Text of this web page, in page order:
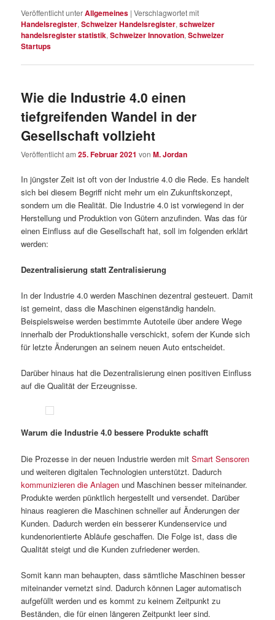
Veröffentlicht unterAllgemeines |Verschlagwortet mit
Handelsregister,Schweizer Handelsregister,schweizer
handelsregister statistik,Schweizer Innovation,Schweizer
Startups
Wie die Industrie 4.0 einen
tiefgreifenden Wandel in der
Gesellschaft vollzieht
Veröffentlicht am25. Februar 2021 vonM. Jordan
In jüngster Zeit ist oft von der Industrie 4.0 die Rede. Es handelt
sich bei diesem Begriff nicht mehr um ein Zukunftskonzept,
sondern um die Realität. Die Industrie 4.0 ist vorwiegend in der
Herstellung und Produktion von Gütern anzufinden. Was das für
einen Einfluss auf die Gesellschaft hat, soll im folgenden erklärt
werden:
Dezentralisierung statt Zentralisierung
In der Industrie 4.0 werden Maschinen dezentral gesteuert. Damit
ist gemeint, dass die Maschinen eigenständig handeln.
Beispielsweise werden bestimmte Autoteile über andere Wege
innerhalb der Produktionshalle verschickt, sofern der Kunde sich
für letzte Änderungen an seinem neuen Auto entscheidet.
Darüber hinaus hat die Dezentralisierung einen positiven Einfluss
auf die Qualität der Erzeugnisse.
Warum die Industrie 4.0 bessere Produkte schafft
Die Prozesse in der neuen Industrie werden mitSmart Sensoren
und weiteren digitalen Technologien unterstützt. Dadurch
kommunizieren die Anlagen und Maschinen besser miteinander.
Produkte werden pünktlich hergestellt und versendet. Darüber
hinaus reagieren die Maschinen schneller auf Änderungen der
Kunden. Dadurch werden ein besserer Kundenservice und
kundenorientierte Abläufe geschaffen. Die Folge ist, dass die
Qualität steigt und die Kunden zufriedener werden.
Somit kann man behaupten, dass sämtliche Maschinen besser
miteinander vernetzt sind. Dadurch können Lager automatisch
aufgefüllt werden und es kommt zu keinem Zeitpunkt zu
Beständen, die für einen längeren Zeitpunkt leer sind.